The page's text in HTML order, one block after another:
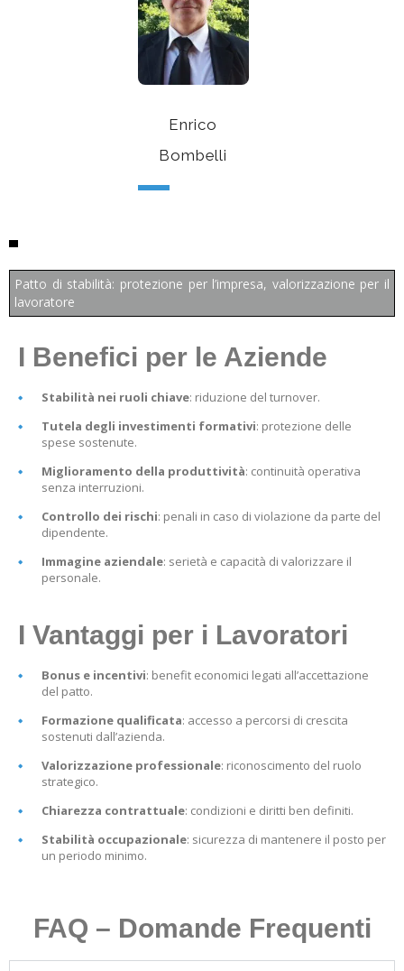
Enrico
Bombelli
Patto di stabilità: protezione per l’impresa, valorizzazione per il
lavoratore
I Benefici per le Aziende
Stabilità nei ruoli chiave: riduzione del turnover.
Tutela degli investimenti formativi: protezione delle
spese sostenute.
Miglioramento della produttività: continuità operativa
senza interruzioni.
Controllo dei rischi: penali in caso di violazione da parte del
dipendente.
Immagine aziendale: serietà e capacità di valorizzare il
personale.
I Vantaggi per i Lavoratori
Bonus e incentivi: benefit economici legati all’accettazione
del patto.
Formazione qualificata: accesso a percorsi di crescita
sostenuti dall’azienda.
Valorizzazione professionale: riconoscimento del ruolo
strategico.
Chiarezza contrattuale: condizioni e diritti ben definiti.
Stabilità occupazionale: sicurezza di mantenere il posto per
un periodo minimo.
FAQ – Domande Frequenti